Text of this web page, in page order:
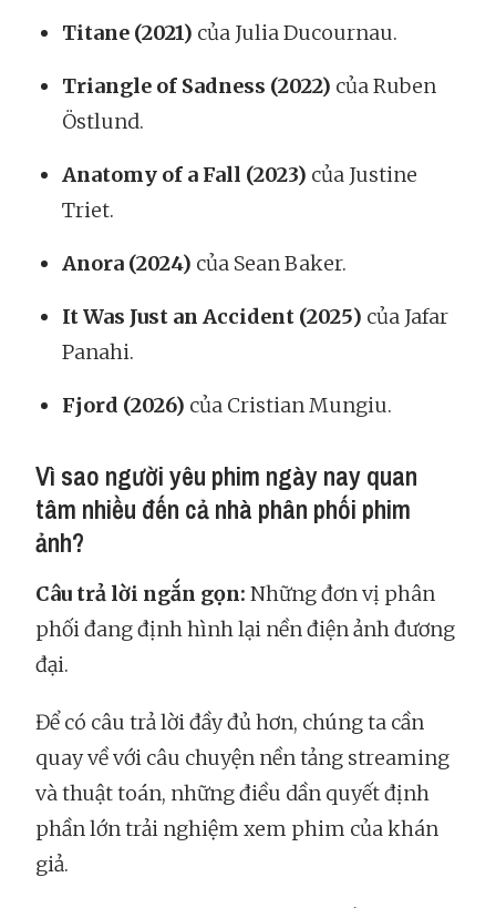
Titane (2021) của Julia Ducournau.
Triangle of Sadness (2022) của Ruben
Östlund.
Anatomy of a Fall (2023) của Justine
Triet.
Anora (2024) của Sean Baker.
It Was Just an Accident (2025) của Jafar
Panahi.
Fjord (2026) của Cristian Mungiu.
Vì sao người yêu phim ngày nay quan
tâm nhiều đến cả nhà phân phối phim
ảnh?
Câu trả lời ngắn gọn: Những đơn vị phân
phối đang định hình lại nền điện ảnh đương
đại.
Để có câu trả lời đầy đủ hơn, chúng ta cần
quay về với câu chuyện nền tảng streaming
và thuật toán, những điều dần quyết định
phần lớn trải nghiệm xem phim của khán
giả.